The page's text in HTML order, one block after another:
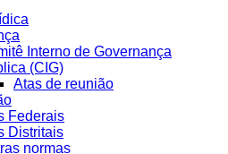
Interno de Governança
(CIG)
Atas de reunião
Federais
Distritais
normas